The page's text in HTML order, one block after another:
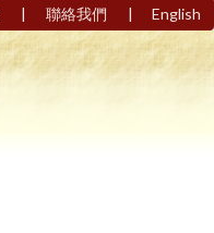
| 聯絡我們 | English